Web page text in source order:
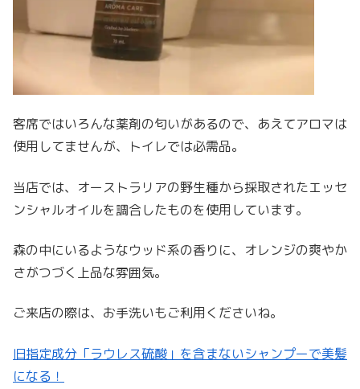
客席ではいろんな薬剤の匂いがあるので、あえてアロマは
使用してませんが、トイレでは必需品。
当店では、オーストラリアの野生種から採取されたエッセ
ンシャルオイルを調合したものを使用しています。
森の中にいるようなウッド系の香りに、オレンジの爽やか
さがつづく上品な雰囲気。
ご来店の際は、お手洗いもご利用くださいね。
旧指定成分「ラウレス硫酸」を含まないシャンプーで美髪
になる！